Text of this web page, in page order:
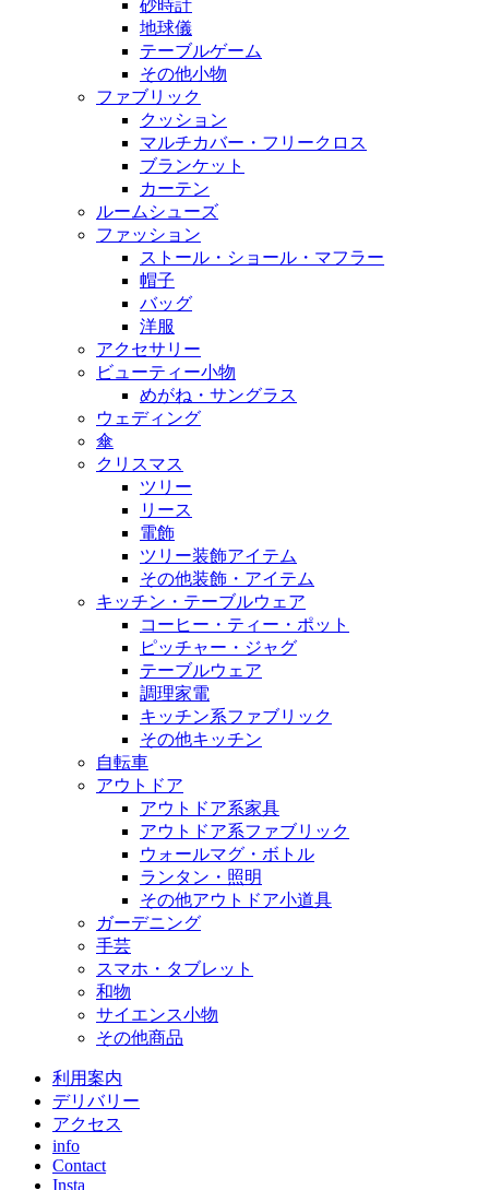
砂時計
地球儀
テーブルゲーム
その他小物
ファブリック
クッション
マルチカバー・フリークロス
ブランケット
カーテン
ルームシューズ
ファッション
ストール・ショール・マフラー
帽子
バッグ
洋服
アクセサリー
ビューティー小物
めがね・サングラス
ウェディング
傘
クリスマス
ツリー
リース
電飾
ツリー装飾アイテム
その他装飾・アイテム
キッチン・テーブルウェア
コーヒー・ティー・ポット
ピッチャー・ジャグ
テーブルウェア
調理家電
キッチン系ファブリック
その他キッチン
自転車
アウトドア
アウトドア系家具
アウトドア系ファブリック
ウォールマグ・ボトル
ランタン・照明
その他アウトドア小道具
ガーデニング
手芸
スマホ・タブレット
和物
サイエンス小物
その他商品
利用案内
デリバリー
アクセス
info
Contact
Insta